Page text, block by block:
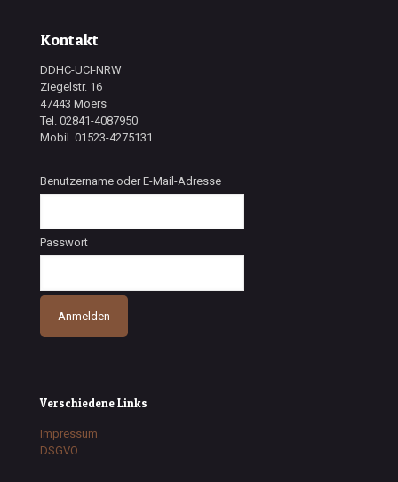
Kontakt
DDHC-UCI-NRW
Ziegelstr. 16
47443 Moers
Tel. 02841-4087950
Mobil. 01523-4275131
Benutzername oder E-Mail-Adresse
Passwort
Verschiedene Links
Impressum
DSGVO